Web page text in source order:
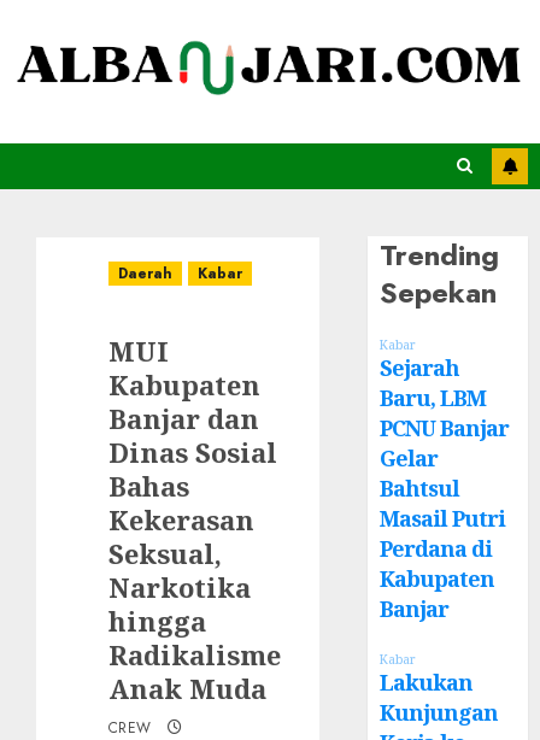
Daerah Kabar
MUI
Kabupaten
Banjar dan
Dinas Sosial
Bahas
Kekerasan
Seksual,
Narkotika
hingga
Radikalisme
Anak Muda
CREW
Trending
Sepekan
Kabar
Sejarah
Baru, LBM
PCNU Banjar
Gelar
Bahtsul
Masail Putri
Perdana di
Kabupaten
Banjar
Kabar
Lakukan
Kunjungan